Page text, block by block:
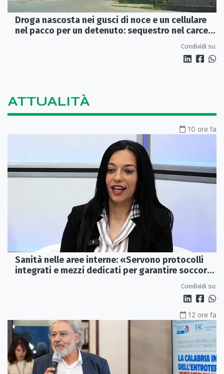
Droga nascosta nei gusci di noce e un cellulare
nel pacco per un detenuto: sequestro nel carcere
Condividi su:
ATTUALITÀ
10 ore fa
Sanità nelle aree interne: «Servono protocolli
integrati e mezzi dedicati per garantire soccorsi
Condividi su:
12 ore fa